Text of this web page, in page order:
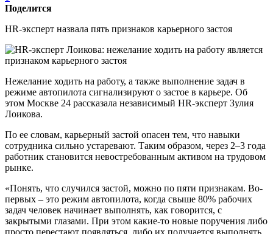
Поделится
HR-эксперт назвала пять признаков карьерного застоя
Нежелание ходить на работу, а также выполнение задач в
режиме автопилота сигнализируют о застое в карьере. Об
этом Москве 24 рассказала независимый HR-эксперт Зулия
Лоикова.
По ее словам, карьерный застой опасен тем, что навыки
сотрудника сильно устаревают. Таким образом, через 2–3 года
работник становится невостребованным активом на трудовом
рынке.
«Понять, что случился застой, можно по пяти признакам. Во-
первых – это режим автопилота, когда свыше 80% рабочих
задач человек начинает выполнять, как говорится, с
закрытыми глазами. При этом какие-то новые поручения либо
просто перестают появляться, либо их получается выполнять